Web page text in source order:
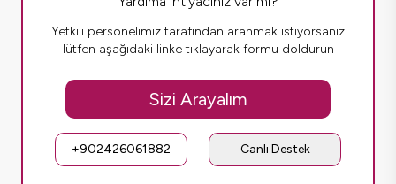
Yetkili personelimiz tarafından aranmak istiyorsanız
lütfen aşağıdaki linke tıklayarak formu doldurun
Sizi Arayalım
+902426061882 Canlı Destek